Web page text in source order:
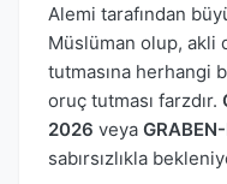
Alemi tarafından
Müslüman olup, akli
tutmasına herhangi
oruç tutması farzdır.
2026 veya
sabırsızlıkla